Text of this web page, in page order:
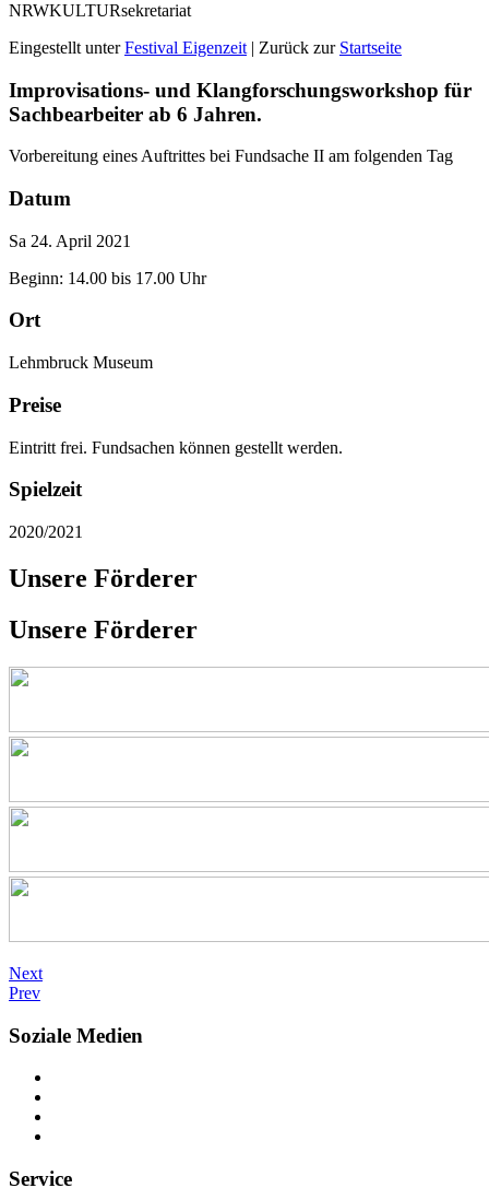
NRWKULTURsekretariat
Eingestellt unterFestival Eigenzeit | Zurück zur Startseite
Improvisations- und Klang­forschungs­work­shop für
Sachbearbeiter ab 6 Jahren.
Vorbereitung eines Auftrittes bei Fundsache II am folgenden Tag
Datum
Sa 24. April 2021
Beginn: 14.00 bis 17.00 Uhr
Ort
Lehmbruck Museum
Preise
Eintritt frei. Fundsachen können gestellt werden.
Spielzeit
2020/2021
Unsere Förderer
Unsere Förderer
Next
Prev
Soziale Medien
Service